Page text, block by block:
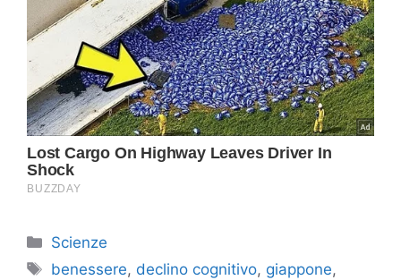
Categorie
Scienze
Tag
benessere, declino cognitivo, giappone,